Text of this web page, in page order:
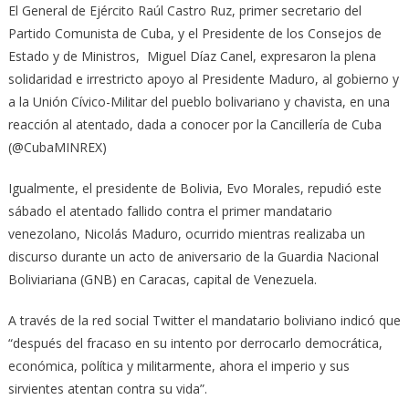
El General de Ejército Raúl Castro Ruz, primer secretario del
Partido Comunista de Cuba, y el Presidente de los Consejos de
Estado y de Ministros, Miguel Díaz Canel, expresaron la plena
solidaridad e irrestricto apoyo al Presidente Maduro, al gobierno y
a la Unión Cívico-Militar del pueblo bolivariano y chavista, en una
reacción al atentado, dada a conocer por la Cancillería de Cuba
(@CubaMINREX)
Igualmente, el presidente de Bolivia, Evo Morales, repudió este
sábado el atentado fallido contra el primer mandatario
venezolano, Nicolás Maduro, ocurrido mientras realizaba un
discurso durante un acto de aniversario de la Guardia Nacional
Boliviariana (GNB) en Caracas, capital de Venezuela.
A través de la red social Twitter el mandatario boliviano indicó que
“después del fracaso en su intento por derrocarlo democrática,
económica, política y militarmente, ahora el imperio y sus
sirvientes atentan contra su vida”.